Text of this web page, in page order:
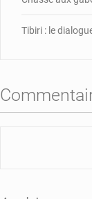
Tibiri : le